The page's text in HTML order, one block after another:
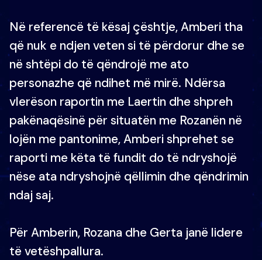
Në referencë të kësaj çështje, Amberi tha
që nuk e ndjen veten si të përdorur dhe se
në shtëpi do të qëndrojë me ato
personazhe që ndihet më mirë. Ndërsa
vlerëson raportin me Laertin dhe shpreh
pakënaqësinë për situatën me Rozanën në
lojën me pantonime, Amberi shprehet se
raporti me këta të fundit do të ndryshojë
nëse ata ndryshojnë qëllimin dhe qëndrimin
ndaj saj.
Për Amberin, Rozana dhe Gerta janë lidere
të vetëshpallura.